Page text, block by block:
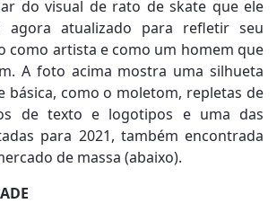
do visual de rato de skate que ele
agora atualizado para refletir seu
como artista e como um homem que
A foto acima mostra uma silhueta
básica, como o moletom, repletas de
de texto e logotipos e uma das
para 2021, também encontrada
de massa (abaixo).